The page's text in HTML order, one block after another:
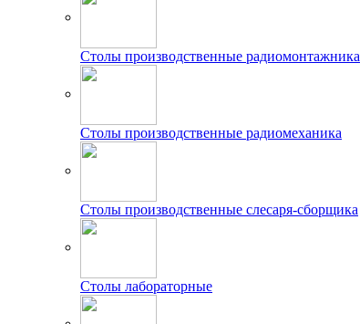
Столы производственные радиомонтажника
Столы производственные радиомеханика
Столы производственные слесаря-сборщика
Столы лабораторные